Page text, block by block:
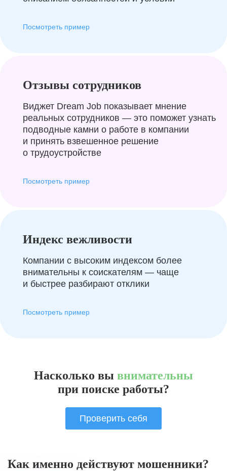
Посмотреть пример
Отзывы сотрудников
Виджет Dream Job показывает мнение
реальных сотрудников — это поможет узнать
подводные камни о работе в компании
и принять взвешенное решение
о трудоустройстве
Посмотреть пример
Индекс вежливости
Компании с высоким индексом более
внимательны к соискателям — чаще
и быстрее разбирают отклики
Посмотреть пример
Насколько вы внимательны
при поиске работы?
Проверить себя
Как именно действуют мошенники?